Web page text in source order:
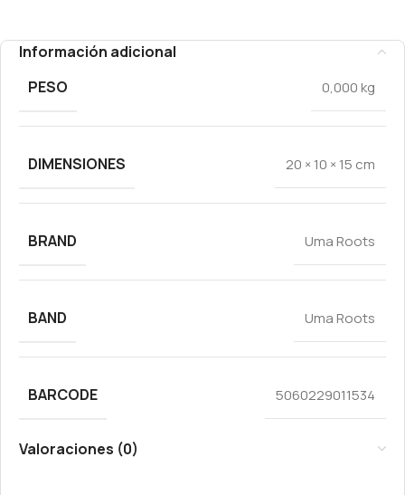
Información adicional
PESO
0,000 kg
DIMENSIONES 20 × 10 × 15 cm
BRAND Uma Roots
BAND Uma Roots
BARCODE 5060229011534
Valoraciones (0)